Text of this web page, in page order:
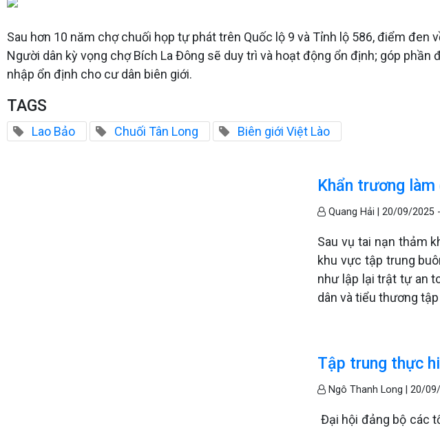
Sau hơn 10 năm chợ chuối họp tự phát trên Quốc lộ 9 và Tỉnh lộ 586, điểm
Người dân kỳ vọng chợ Bích La Đông sẽ duy trì và hoạt động ổn định; góp
nhập ổn định cho cư dân biên giới.
TAGS
Lao Bảo Chuối Tân Long Biên giới Việt Lào
Khẩn trương
Quang Hải |20/09/2025
Sau vụ tai nạn thảm
khu vực tập trung
như lập lại trật tự an
dân và tiểu thương
Tập trung thực
Ngô Thanh Long |20/
Đại hội đảng bộ các